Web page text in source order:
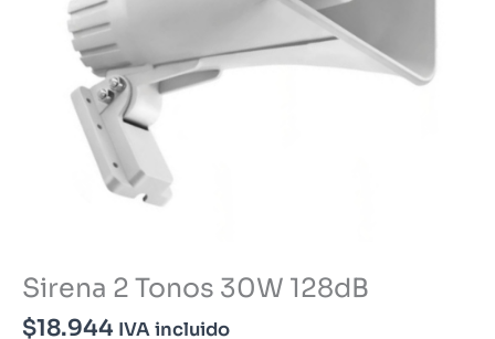
Sirena 2 Tonos 30W 128dB
$18.944 IVA incluido